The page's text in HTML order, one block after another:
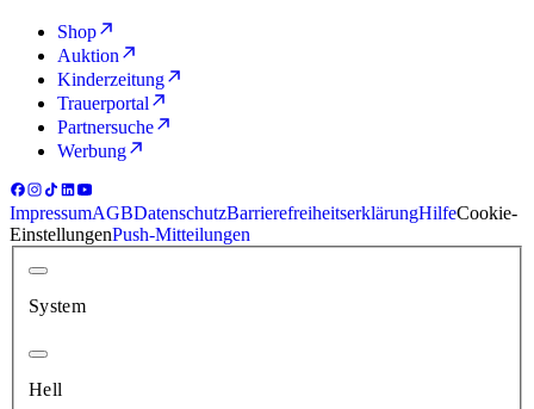
Shop
Auktion
Kinderzeitung
Trauerportal
Partnersuche
Werbung
ImpressumAGBDatenschutzBarrierefreiheitserklärungHilfeCookie-
EinstellungenPush-Mitteilungen
System
Hell